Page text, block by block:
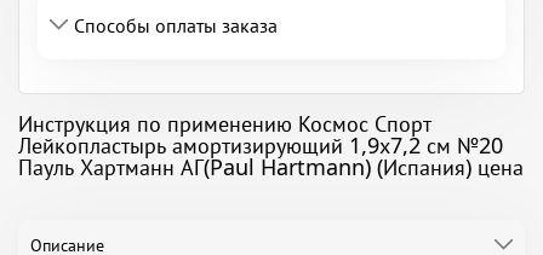
Способы оплаты заказа
Инструкция по применению Космос Спорт
Лейкопластырь амортизирующий 1,9х7,2 см №20
Пауль Хартманн АГ(Paul Hartmann) (Испания) цена
Описание